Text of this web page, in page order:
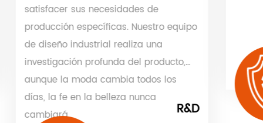
satisfacer sus necesidades de
producción específicas. Nuestro equipo
de diseño industrial realiza una
investigación profunda del producto,
aunque la moda cambia todos los
días, la fe en la belleza nunca
cambiará.
R&D